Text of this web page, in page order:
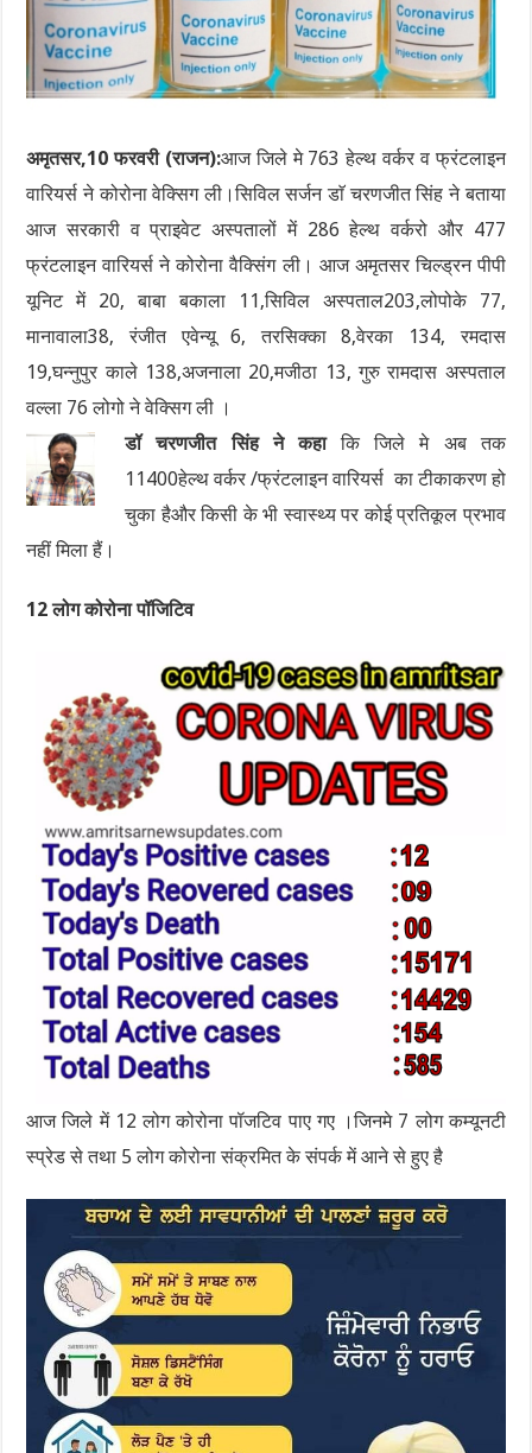
अमृतसर,10 फरवरी (राजन):आज जिले मे 763 हेल्थ वर्कर व फ्रंटलाइन
वारियर्स ने कोरोना वेक्सिग ली।सिविल सर्जन डाॅ चरणजीत सिंह ने बताया
आज सरकारी व प्राइवेट अस्पतालों में 286 हेल्थ वर्करो और 477
फ्रंटलाइन वारियर्स ने कोरोना वैक्सिंग ली। आज अमृतसर चिल्ड्रन पीपी
यूनिट में 20, बाबा बकाला 11,सिविल अस्पताल203,लोपोके 77,
मानावाला38, रंजीत एवेन्यू 6, तरसिक्का 8,वेरका 134, रमदास
19,घन्नुपुर काले 138,अजनाला 20,मजीठा 13, गुरु रामदास अस्पताल
वल्ला 76 लोगो ने वेक्सिग ली ।
डॉ चरणजीत सिंह ने कहाकि जिले मे अब तक
11400हेल्थ वर्कर /फ्रंटलाइन वारियर्स का टीकाकरण हो
चुका हैऔर किसी के भी स्वास्थ्य पर कोई प्रतिकूल प्रभाव
नहीं मिला हैं।
12 लोग कोरोना पॉजिटिव
आज जिले में 12 लोग कोरोना पॉजटिव पाए गए ।जिनमे 7 लोग कम्यूनटी
स्प्रेड से तथा 5 लोग कोरोना संक्रमित के संपर्क में आने से हुए है